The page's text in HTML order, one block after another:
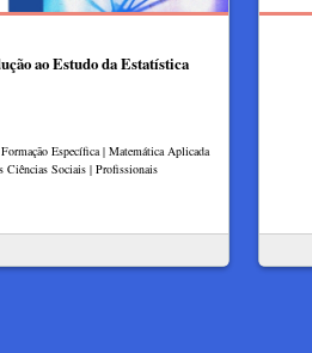
ao Estudo da Estatística
Específica | Matemática Aplicada
Ciências Sociais | Profissionais